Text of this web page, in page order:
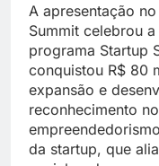
A apresentação
Summit celebrou
programa Startup
conquistou R$ 80
expansão e
reconhecimento
da startup, que